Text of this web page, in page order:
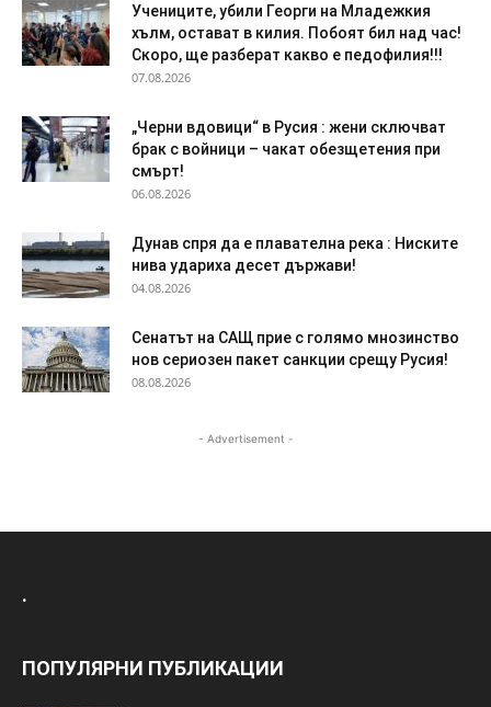
Учениците, убили Георги на Младежкия
хълм, остават в килия. Побоят бил над час!
Скоро, ще разберат какво е педофилия!!!
07.08.2026
„Черни вдовици“ в Русия : жени сключват
брак с войници – чакат обезщетения при
смърт!
06.08.2026
Дyнaв спря да e плaвaтeлнa peĸa : Ниските
нива удариха десет държави!
04.08.2026
Сенатът на САЩ прие с голямо мнозинство
нов сериозен пакет санкции срещу Русия!
08.08.2026
- Advertisement -
.
ПОПУЛЯРНИ ПУБЛИКАЦИИ